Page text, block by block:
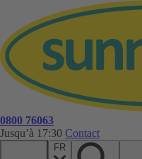
0800 76063
Jusqu’à 17:30 Contact
FR